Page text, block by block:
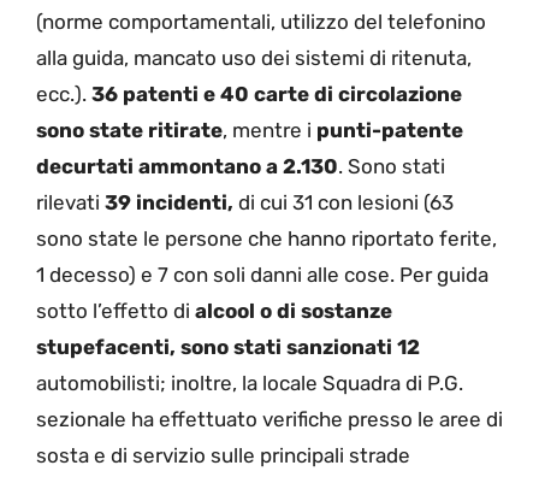
(norme comportamentali, utilizzo del telefonino
alla guida, mancato uso dei sistemi di ritenuta,
ecc.). 36 patenti e 40 carte di circolazione
sono state ritirate, mentre i punti-patente
decurtati ammontano a 2.130. Sono stati
rilevati 39 incidenti, di cui 31 con lesioni (63
sono state le persone che hanno riportato ferite,
1 decesso) e 7 con soli danni alle cose. Per guida
sotto l’effetto di alcool o di sostanze
stupefacenti, sono stati sanzionati 12
automobilisti; inoltre, la locale Squadra di P.G.
sezionale ha effettuato verifiche presso le aree di
sosta e di servizio sulle principali strade